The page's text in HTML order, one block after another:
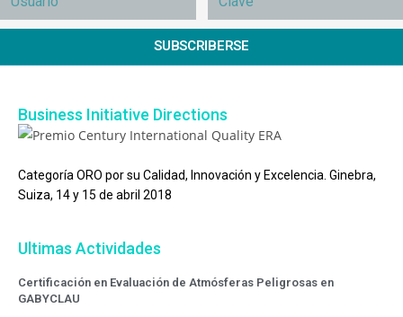
SUBSCRIBERSE
Business Initiative Directions
Categoría ORO por su Calidad, Innovación y Excelencia. Ginebra,
Suiza, 14 y 15 de abril 2018
Ultimas Actividades
Certificación en Evaluación de Atmósferas Peligrosas en
GABYCLAU